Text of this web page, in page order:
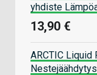
yhdiste
13,90 €
ARCTIC